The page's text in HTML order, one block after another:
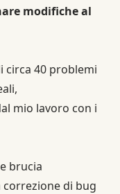
modifiche al
circa 40 problemi
mio lavoro con i
brucia
di bug